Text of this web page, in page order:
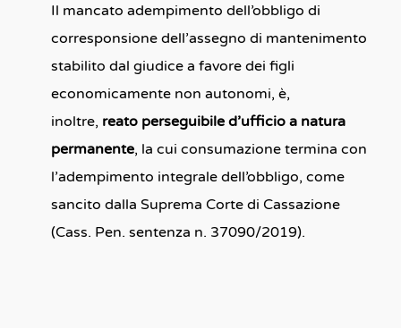
Il mancato adempimento dell’obbligo di
corresponsione dell’assegno di mantenimento
stabilito dal giudice a favore dei figli
economicamente non autonomi, è,
inoltre, reato perseguibile d’ufficio a natura
permanente, la cui consumazione termina con
l’adempimento integrale dell’obbligo, come
sancito dalla Suprema Corte di Cassazione
(Cass. Pen. sentenza n. 37090/2019).